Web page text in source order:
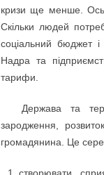
кризи ще менше. Ось
Скільки людей
соціальний бюджет
Надра та
тарифи.
Держава та
зародження,
громадянина. Це